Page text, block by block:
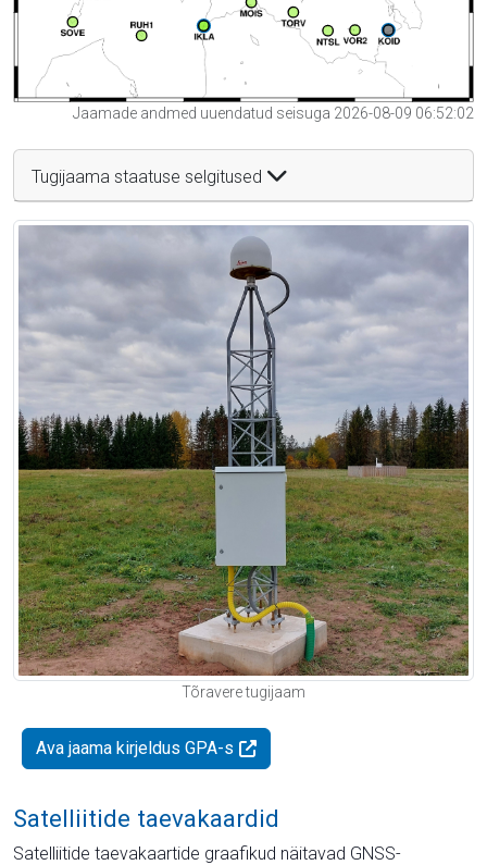
Jaamade andmed uuendatud seisuga 2026-08-09 06:52:02
Tugijaama staatuse selgitused
Tõravere tugijaam
Ava jaama kirjeldus GPA-s
Satelliitide taevakaardid
Satelliitide taevakaartide graafikud näitavad GNSS-